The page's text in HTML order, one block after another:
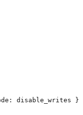
disable_writes }